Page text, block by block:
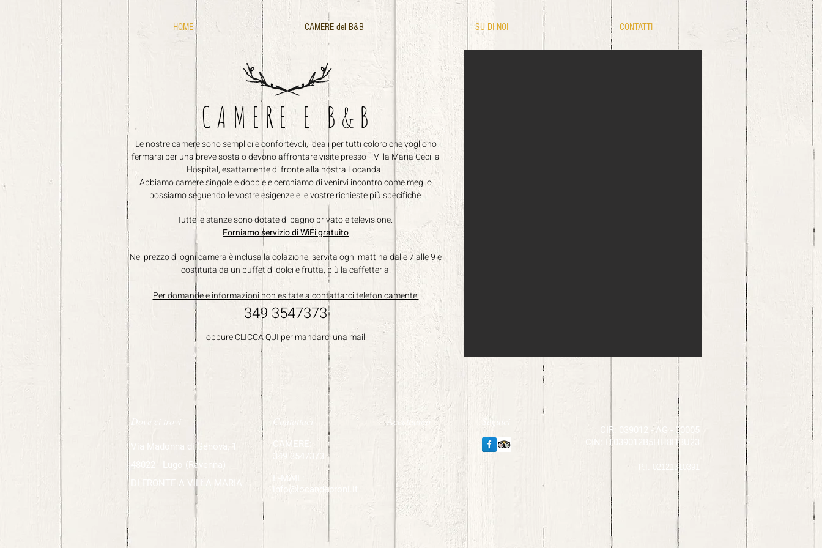
HOME CAMERE del B&B SU DI NOI CONTATTI
Le nostre camere sono semplici e confortevoli, ideali per tutti coloro che vogliono
fermarsi per una breve sosta o devono affrontare visite presso il Villa Maria Cecilia
Hospital, esattamente di fronte alla nostra Locanda.
Abbiamo camere singole e doppie e cerchiamo di venirvi incontro come meglio
possiamo seguendo le vostre esigenze e le vostrerichieste più specifiche.
Tutte le stanze sono dotate di bagno privato e televisione.
Forniamo servizio di WiFi gratuito
Nel prezzo di ogni camera è inclusa la colazione, servita ogni mattina dalle 7 alle 9 e
costituita da un buffet di dolci e frutta, più la caffetteria.
Per domande e informazioni non esitate a contattarci telefonicamente:
349 3547373
oppure CLICCA QUI per mandarci una mail
CAMERE E B&B
Dove ci trovi
Via Madonna di Genova, 1
48022 - Lugo (Ravenna)
DI FRONTE A VILLA MARIA
Contattaci
CAMERE:
349 3547373
E-MAIL:
info@locandaproni.it
Accettiamo Seguici
CIR: 039012 - AG - 00005
CIN: IT039012B5HH8HBU23
P.I. 02121310391